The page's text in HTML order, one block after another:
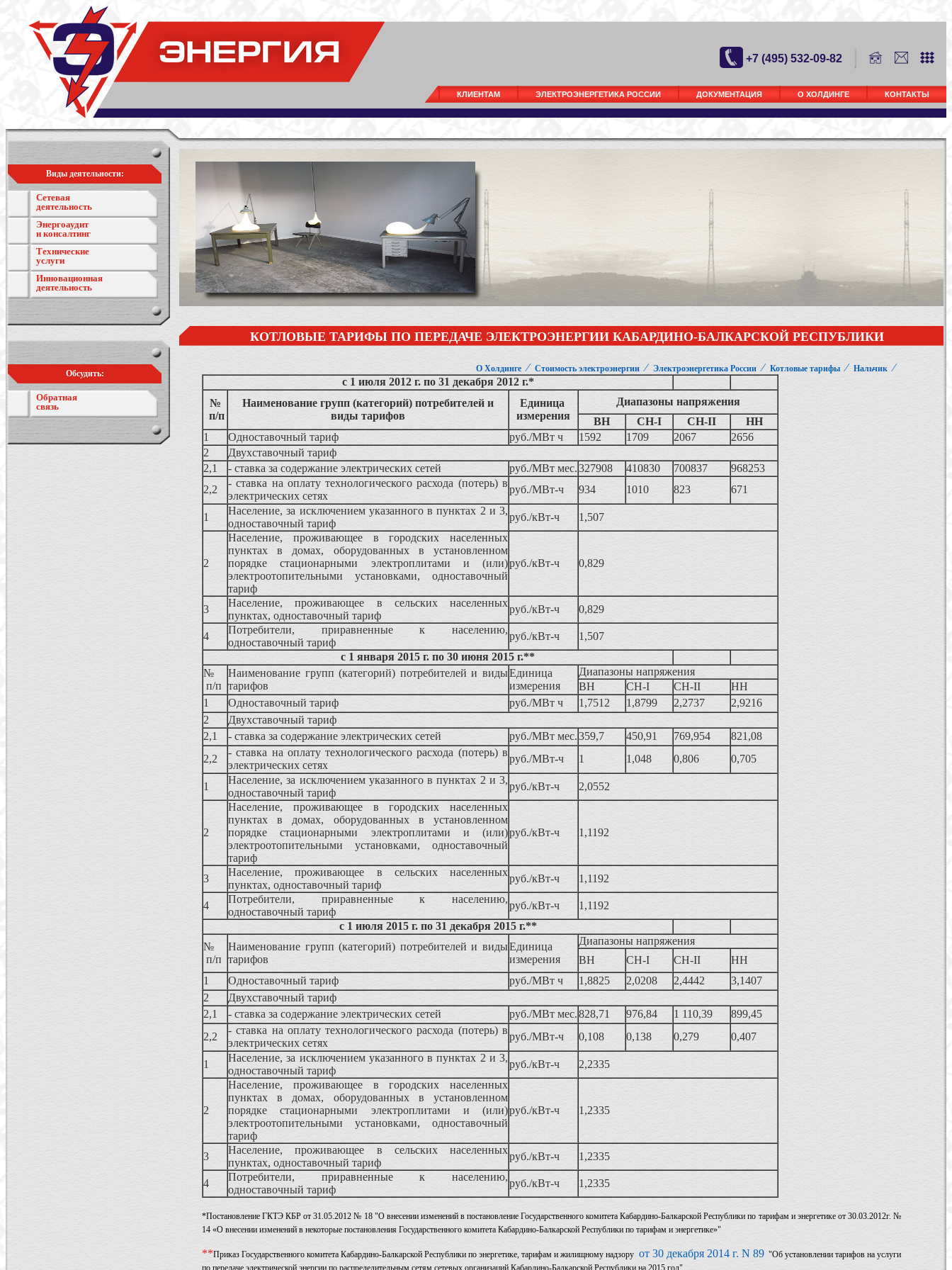
+7 (495) 532-09-82
КЛИЕНТАМ ЭЛЕКТРОЭНЕРГЕТИКА РОССИИ ДОКУМЕНТАЦИЯ О ХОЛДИНГЕ КОНТАКТЫ
Виды деятельности:
Сетевая
деятельность
Энергоаудит
и консалтинг
Технические
услуги
Инновационная
деятельность
Обсудить:
Обратная
связь
КОТЛОВЫЕ ТАРИФЫ ПО ПЕРЕДАЧЕ ЭЛЕКТРОЭНЕРГИИ КАБАРДИНО-БАЛКАРСКОЙ РЕСПУБЛИКИ
О Холдинге ⁄ Стоимость электроэнергии ⁄ Электроэнергетика России ⁄ Котловые тарифы ⁄ Нальчик ⁄
с 1 июля 2012 г. по 31 декабря 2012 г.*
№
п/п
Наименование групп (категорий) потребителей и
виды тарифов
Единица
измерения
Диапазоны напряжения
ВН
СН-I СН-II
НН
1
Одноставочный тариф руб./МВт ч 1592 1709 2067
2656
2
Двухставочный тариф
2,1
- ставка за содержание электрических сетей руб./МВт мес.327908 410830 700837
968253
2,2
- ставка на оплату технологического расхода (потерь) в
электрических сетях
руб./МВт-ч 934 1010 823 671
1
Население, за исключением указанного в пунктах 2 и 3,
одноставочный тариф
руб./кВт-ч 1,507
2
Население, проживающее в городских населенных
пунктах в домах, оборудованных в установленном
порядке стационарными электроплитами и (или)
электроотопительными установками, одноставочный
тариф
руб./кВт-ч 0,829
3
Население, проживающее в сельских населенных
пунктах, одноставочный тариф
руб./кВт-ч 0,829
4
Потребители, приравненные к населению,
одноставочный тариф
руб./кВт-ч
1,507
с 1 января 2015 г. по 30 июня 2015 г.**
№
п/п
Наименование групп (категорий) потребителей и виды
тарифов
Единица
измерения
Диапазоны напряжения
ВН
СН-I СН-II
НН
1
Одноставочный тариф руб./МВт ч 1,7512 1,8799 2,2737
2,9216
2
Двухставочный тариф
2,1
- ставка за содержание электрических сетей руб./МВт мес.359,7 450,91 769,954
821,08
2,2
- ставка на оплату технологического расхода (потерь) в
электрических сетях
руб./МВт-ч 1 1,048 0,806 0,705
1
Население, за исключением указанного в пунктах 2 и 3,
одноставочный тариф
руб./кВт-ч 2,0552
2
Население, проживающее в городских населенных
пунктах в домах, оборудованных в установленном
порядке стационарными электроплитами и (или)
электроотопительными установками, одноставочный
тариф
руб./кВт-ч 1,1192
3
Население, проживающее в сельских населенных
пунктах, одноставочный тариф
руб./кВт-ч 1,1192
4
Потребители, приравненные к населению,
одноставочный тариф
руб./кВт-ч
1,1192
с 1 июля 2015 г. по 31 декабря 2015 г.**
№
п/п
Наименование групп (категорий) потребителей и виды
тарифов
Единица
измерения
Диапазоны напряжения
ВН
СН-I СН-II
НН
1
Одноставочный тариф руб./МВт ч 1,8825 2,0208 2,4442
3,1407
2
Двухставочный тариф
2,1
- ставка за содержание электрических сетей руб./МВт мес.828,71 976,84 1 110,39
899,45
2,2
- ставка на оплату технологического расхода (потерь) в
электрических сетях
руб./МВт-ч 0,108 0,138 0,279 0,407
1
Население, за исключением указанного в пунктах 2 и 3,
одноставочный тариф
руб./кВт-ч 2,2335
2
Население, проживающее в городских населенных
пунктах в домах, оборудованных в установленном
порядке стационарными электроплитами и (или)
электроотопительными установками, одноставочный
тариф
руб./кВт-ч 1,2335
3
Население, проживающее в сельских населенных
пунктах, одноставочный тариф
руб./кВт-ч 1,2335
4
Потребители, приравненные к населению,
одноставочный тариф
руб./кВт-ч 1,2335
*Постановление ГКТЭ КБР от 31.05.2012 № 18 "О внесении изменений в постановление Государственного комитета Кабардино-Балкарской Республики по тарифам и энергетике от 30.03.2012г. №
14 «О внесении изменений в некоторые постановления Государственного комитета Кабардино-Балкарской Республики по тарифам и энергетике»"
**Приказ Государственного комитета Кабардино-Балкарской Республики по энергетике, тарифам и жилищному надзору от 30 декабря 2014 г. N 89"Об установлении тарифов на услуги
по передаче электрической энергии по распределительным сетям сетевых организаций Кабардино-Балкарской Республики на 2015 год"